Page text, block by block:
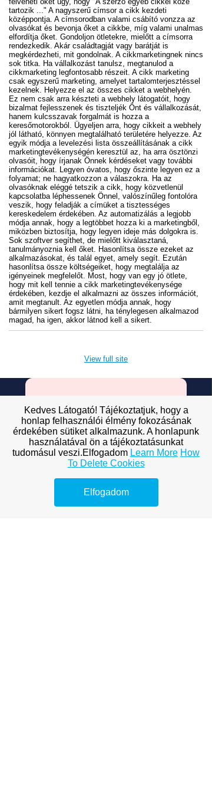
tartozik ..." A nagyszerű címsor a cikk kezdeti
középpontja. A címsorodban valami csábító vonzza az
olvasókat és bevonja őket a cikkbe, míg valami unalmas
elfordítja őket. Gondoljon ötletekre, mielőtt a címsorra
rendezkedik. Akár családtagját vagy barátját is
megkérdezheti, mit gondolnak. A cikkmarketingnek nincs
sok titka. Ha vállalkozást tanulsz, megtanulod a
cikkmarketing legfontosabb részeit. A cikk marketing
csak egyszerű marketing, amelyet tartalomterjesztéssel
kezelnek. Helyezze el az összes cikket a webhelyén.
Ez nem csak arra készteti a webhely látogatóit, hogy
bizalmat fejlesszenek és tiszteljék Önt és vállalkozását,
hanem kulcsszavak forgalmát is hozza a
keresőmotorokból. Ügyeljen arra, hogy cikkeit a webhely
jól látható, könnyen megtalálható területére helyezze. Az
egyik módja a levelezési lista összeállításának a cikk
marketingtevékenységén keresztül az, ha arra ösztönzi
olvasóit, hogy írjanak Önnek kérdéseket vagy további
információkat. Legyen óvatos, hogy őszinte legyen ez a
folyamat; ne hagyatkozzon a válaszokra. Ha az
olvasóknak eléggé tetszik a cikk, hogy közvetlenül
kapcsolatba léphessenek Önnel, valószínűleg fontolóra
veszik, hogy feladják a címüket a tisztességes
kereskedelem érdekében. Az automatizálás a legjobb
módja annak, hogy a legtöbbet hozza ki a marketingből,
miközben biztosítja, hogy legyen ideje más dolgokra is.
Sok szoftver segíthet, de mielőtt kiválasztaná,
tanulmányoznia kell őket. Hasonlítsa össze ezeket az
alkalmazásokat, és talál egyet, amely segít. Ezután
hasonlítsa össze költségeiket, hogy megtalálja az
igényeinek megfelelőt. Most, hogy van egy jó ötlete,
hogy mit kell tennie a cikk marketingtevékenysége
érdekében, kezdje el alkalmazni az összes információt,
amit megtanult. Az egyetlen módja annak, hogy
bármilyen sikert fogsz látni, ha ténylegesen alkalmazod
magad, ha igen, akkor látnod kell a sikert.
View full site
Premium Link-
Building
Services
options to boost your online
visibility.
Kedves Látogató! Tájékoztatjuk, hogy a
honlap felhasználói élmény fokozásának
érdekében sütiket alkalmazunk. A honlapunk
használatával ön a tájékoztatásunkat
tudomásul veszi.Elfogadom Learn More How
To Delete Cookies
Elfogadom